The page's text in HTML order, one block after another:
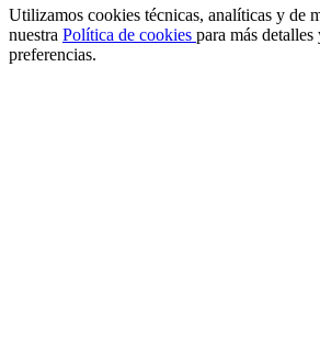
Utilizamos cookies técnicas, analíticas y de
nuestra Política de cookies para más
preferencias.